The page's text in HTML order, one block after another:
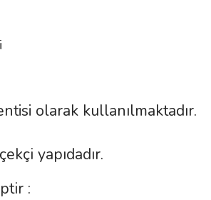
olarak kullanılmaktadır.
yapıdadır.
: